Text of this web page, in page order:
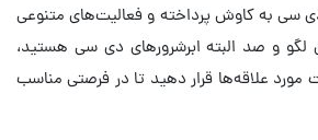
سی به کاوش پرداخته و فعالیت‌های متنوعی
لگو و صد البته ابرشرورهای دی سی هستید،
مورد علاقه‌ها قرار دهید تا در فرصتی مناسب